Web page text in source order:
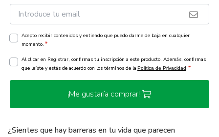
Acepto recibir contenidos y entiendo que puedo darme de baja en cualquier
momento. *
Al clicar en Registrar, confirmas tu inscripción a este producto. Además, confirmas
que leíste y estás de acuerdo con los términos de la Política de Privacidad *
¡Me gustaría comprar!
¿Sientes que hay barreras en tu vida que parecen